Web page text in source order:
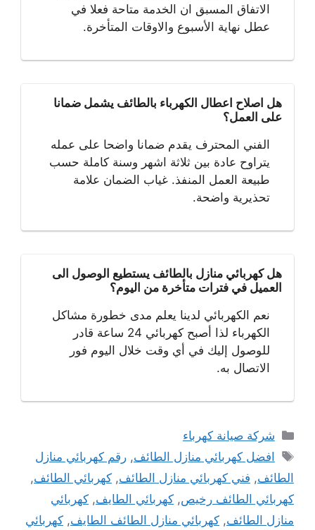
الاتفاق المسبق ان الخدمة متاحة فعلا في
عطل نهاية الأسبوع والاوقات المتأخرة.
هل اصلاح اعطال الكهرباء بالطائف يشمل ضمانا
على العمل؟
الفني المحترف يقدم ضمانا واضحا على عمله
يتراوح عادة بين ثلاثة اشهر وسنة كاملة حسب
طبيعة العمل المنفذ. غياب الضمان علامة
تحذيرية واضحة.
هل كهربائي منازل بالطائف يستطيع الوصول الى
العميل في فترات متأخرة من اليوم؟
نعم الكهربائي لدينا يعلم مدى خطورة مشاكل
الكهرباء لذا أصبح كهربائي 24 ساعة قادر
للوصول إليك في أي وقت خلال اليوم فور
الاتصال به.
التصنيفات
شركة صيانة كهرباء
الوسوم
افضل كهربائي منازل الطائف,رقم كهربائي منازل
الطائف, فني كهربائي منازل الطائف, كهربائي الطائف,
كهربائي الطائف رخيص, كهربائي الطايف, كهربائي
منازل الطائف, كهربائي منازل الطائف الطايف, كهربائي